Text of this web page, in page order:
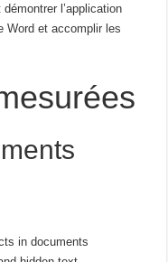
l’application
Word et accomplir les
in documents